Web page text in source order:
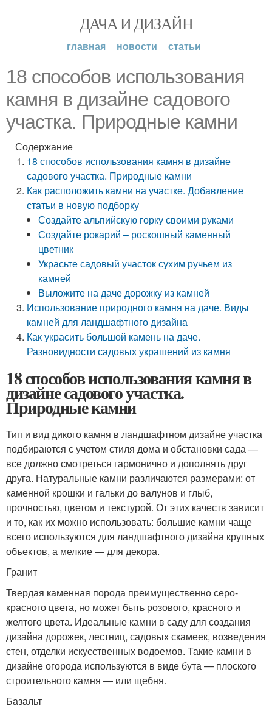
ДАЧА И ДИЗАЙН
главная новости статьи
18 способов использования
камня в дизайне садового
участка. Природные камни
Содержание
18 способов использования камня в дизайне
садового участка. Природные камни
Как расположить камни на участке. Добавление
статьи в новую подборку
Создайте альпийскую горку своими руками
Создайте рокарий – роскошный каменный
цветник
Украсьте садовый участок сухим ручьем из
камней
Выложите на даче дорожку из камней
Использование природного камня на даче. Виды
камней для ландшафтного дизайна
Как украсить большой камень на даче.
Разновидности садовых украшений из камня
18 способов использования камня в
дизайне садового участка.
Природные камни
Тип и вид дикого камня в ландшафтном дизайне участка
подбираются с учетом стиля дома и обстановки сада —
все должно смотреться гармонично и дополнять друг
друга. Натуральные камни различаются размерами: от
каменной крошки и гальки до валунов и глыб,
прочностью, цветом и текстурой. От этих качеств зависит
и то, как их можно использовать: большие камни чаще
всего используются для ландшафтного дизайна крупных
объектов, а мелкие — для декора.
Гранит
Твердая каменная порода преимущественно серо-
красного цвета, но может быть розового, красного и
желтого цвета. Идеальные камни в саду для создания
дизайна дорожек, лестниц, садовых скамеек, возведения
стен, отделки искусственных водоемов. Такие камни в
дизайне огорода используются в виде бута — плоского
строительного камня — или щебня.
Базальт